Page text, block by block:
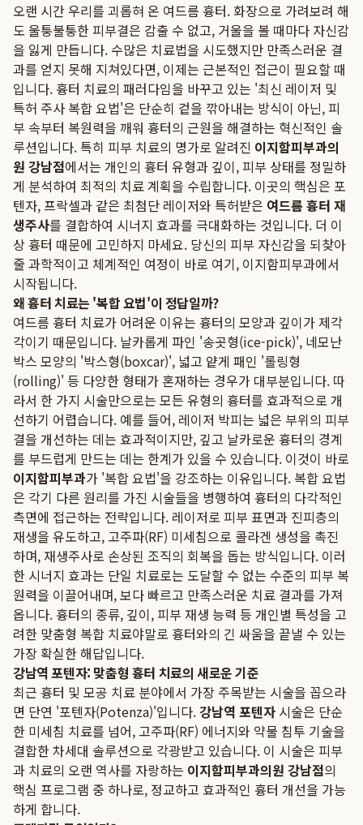
오랜 시간 우리를 괴롭혀 온 여드름 흉터. 화장으로 가려보려 해
도 울퉁불퉁한 피부결은 감출 수 없고, 거울을 볼 때마다 자신감
을 잃게 만듭니다. 수많은 치료법을 시도했지만 만족스러운 결
과를 얻지 못해 지쳐있다면, 이제는 근본적인 접근이 필요할 때
입니다. 흉터 치료의 패러다임을 바꾸고 있는 '최신 레이저 및
특허 주사 복합 요법'은 단순히 겉을 깎아내는 방식이 아닌, 피
부 속부터 복원력을 깨워 흉터의 근원을 해결하는 혁신적인 솔
루션입니다. 특히 피부 치료의 명가로 알려진 이지함피부과의
원 강남점에서는 개인의 흉터 유형과 깊이, 피부 상태를 정밀하
게 분석하여 최적의 치료 계획을 수립합니다. 이곳의 핵심은 포
텐자, 프락셀과 같은 최첨단 레이저와 특허받은 여드름 흉터 재
생주사를 결합하여 시너지 효과를 극대화하는 것입니다. 더 이
상 흉터 때문에 고민하지 마세요. 당신의 피부 자신감을 되찾아
줄 과학적이고 체계적인 여정이 바로 여기, 이지함피부과에서
시작됩니다.
왜 흉터 치료는 '복합 요법'이 정답일까?
여드름 흉터 치료가 어려운 이유는 흉터의 모양과 깊이가 제각
각이기 때문입니다. 날카롭게 파인 '송곳형(ice-pick)', 네모난
박스 모양의 '박스형(boxcar)', 넓고 얕게 패인 '롤링형
(rolling)' 등 다양한 형태가 혼재하는 경우가 대부분입니다. 따
라서 한 가지 시술만으로는 모든 유형의 흉터를 효과적으로 개
선하기 어렵습니다. 예를 들어, 레이저 박피는 넓은 부위의 피부
결을 개선하는 데는 효과적이지만, 깊고 날카로운 흉터의 경계
를 부드럽게 만드는 데는 한계가 있을 수 있습니다. 이것이 바로
이지함피부과가 '복합 요법'을 강조하는 이유입니다. 복합 요법
은 각기 다른 원리를 가진 시술들을 병행하여 흉터의 다각적인
측면에 접근하는 전략입니다. 레이저로 피부 표면과 진피층의
재생을 유도하고, 고주파(RF) 미세침으로 콜라겐 생성을 촉진
하며, 재생주사로 손상된 조직의 회복을 돕는 방식입니다. 이러
한 시너지 효과는 단일 치료로는 도달할 수 없는 수준의 피부 복
원력을 이끌어내며, 보다 빠르고 만족스러운 치료 결과를 가져
옵니다. 흉터의 종류, 깊이, 피부 재생 능력 등 개인별 특성을 고
려한 맞춤형 복합 치료야말로 흉터와의 긴 싸움을 끝낼 수 있는
가장 확실한 해답입니다.
강남역 포텐자: 맞춤형 흉터 치료의 새로운 기준
최근 흉터 및 모공 치료 분야에서 가장 주목받는 시술을 꼽으라
면 단연 '포텐자(Potenza)'입니다.강남역 포텐자 시술은 단순
한 미세침 치료를 넘어, 고주파(RF) 에너지와 약물 침투 기술을
결합한 차세대 솔루션으로 각광받고 있습니다. 이 시술은 피부
과 치료의 오랜 역사를 자랑하는 이지함피부과의원 강남점의
핵심 프로그램 중 하나로, 정교하고 효과적인 흉터 개선을 가능
하게 합니다.